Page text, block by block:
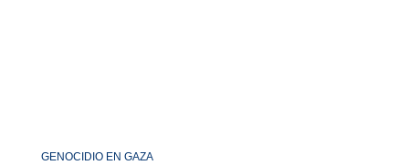
GENOCIDIO EN GAZA